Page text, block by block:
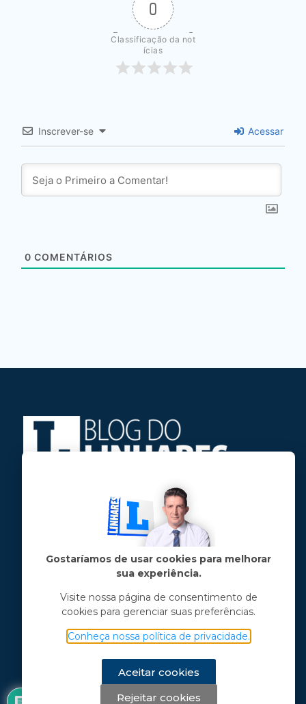
0
Classificação da not
ícias
Inscrever-se Acessar
0 COMENTÁRIOS
Jose Linhares Jr é maranhense.
Formado em Jornalismo, estudou filosofia
e tem pós-graduações em ciência política
e marketing político.
Menu principal
Notícias
Opinião
Chama o Linhares
Gostaríamos de usar cookies para melhorar
sua experiência.
Visite nossa página de consentimento de
cookies para gerenciar suas preferências.
Conheça nossa política de privacidade.
Aceitar cookies
Rejeitar cookies